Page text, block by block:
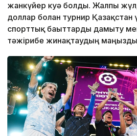
жанкүйер куә болды. Жалпы
доллар болған турнир Қазақстан
спорттық бағыттарды дамыту
тәжірибе жинақтаудың